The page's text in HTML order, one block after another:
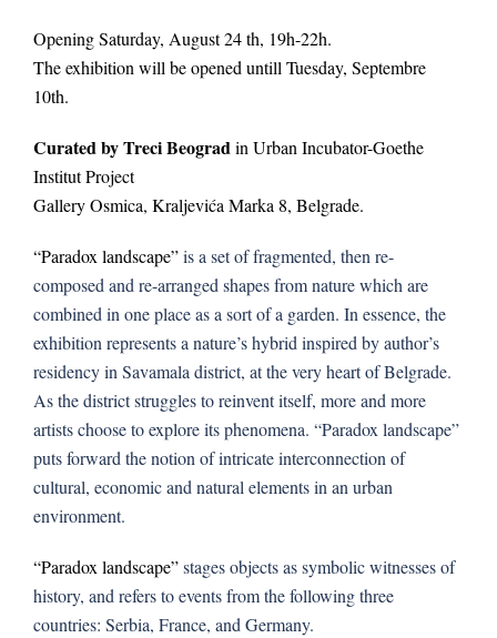
Opening Saturday, August 24 th, 19h-22h.
The exhibition will be opened untill Tuesday, Septembre
10th.
Curated by Treci Beogradin Urban Incubator-Goethe
Institut Project
Gallery Osmica, Kraljevića Marka 8, Belgrade.
“Paradox landscape”is a set of fragmented, then re-
composed and re-arranged shapes from nature which are
combined in one place as a sort of a garden. In essence, the
exhibition represents a nature’s hybrid inspired by author’s
residency in Savamala district, at the very heart of Belgrade.
As the district struggles to reinvent itself, more and more
artists choose to explore its phenomena. “Paradox landscape”
puts forward the notion of intricate interconnection of
cultural, economic and natural elements in an urban
environment.
“Paradox landscape”stages objects as symbolic witnesses of
history, and refers to events from the following three
countries: Serbia, France, and Germany.